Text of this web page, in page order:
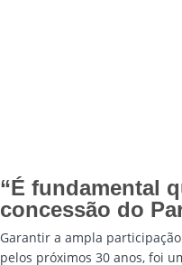
“É fundamental
concessão do
Garantir a ampla
pelos próximos 30 anos, foi